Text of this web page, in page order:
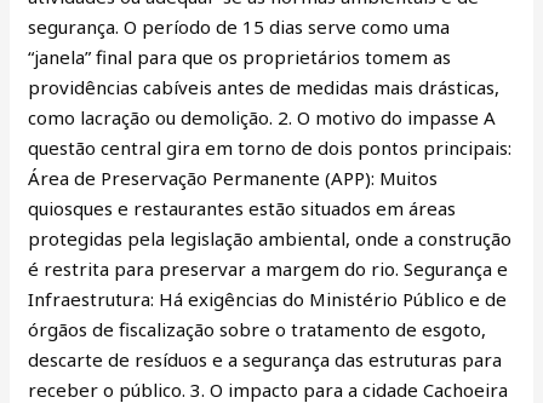
segurança. O período de 15 dias serve como uma
“janela” final para que os proprietários tomem as
providências cabíveis antes de medidas mais drásticas,
como lacração ou demolição. 2. O motivo do impasse A
questão central gira em torno de dois pontos principais:
Área de Preservação Permanente (APP): Muitos
quiosques e restaurantes estão situados em áreas
protegidas pela legislação ambiental, onde a construção
é restrita para preservar a margem do rio. Segurança e
Infraestrutura: Há exigências do Ministério Público e de
órgãos de fiscalização sobre o tratamento de esgoto,
descarte de resíduos e a segurança das estruturas para
receber o público. 3. O impacto para a cidade Cachoeira